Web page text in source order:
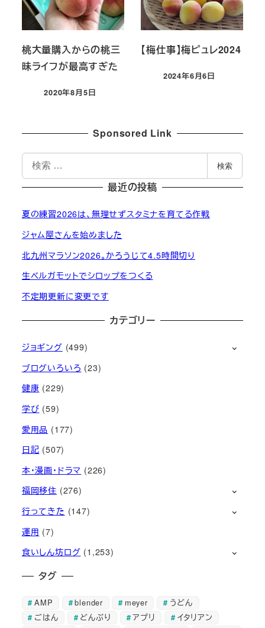
桃大量購入からの桃三
昧ライフが最高すぎた
投稿日
2020年8月5日
【梅仕事】梅ピュレ2024
投稿日
2024年6月6日
Sponsored Link
索
検索
最近の投稿
夏の練習2026は、無理せずスタミナを育てる作戦
ジャム屋さんを始めました
北九州マラソン2026。かろうじて4.5時間切り
生ベルガモットでシロップをつくる
不定期更新に変更です
カテゴリー
ジョギング (499)
ブログいろいろ (23)
健康 (229)
学び (59)
愛用品 (177)
日記 (507)
本・漫画・ドラマ (226)
福岡移住 (276)
行ってきた (147)
運用 (7)
食いしん坊ログ (1,253)
タグ
AMP blender meyer
うどん
ごはん
どんぶり アプリ
イタリアン